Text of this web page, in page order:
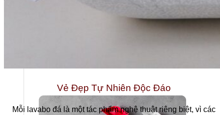
Vẻ Đẹp Tự Nhiên Độc Đáo
Mỗi lavabo đá là một tác phẩm nghệ thuật riêng biệt, vì các